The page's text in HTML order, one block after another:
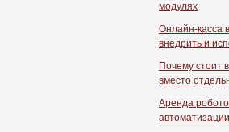
модулях
Онлайн-касса
внедрить и
Почему стоит
вместо
Аренда
автоматизации